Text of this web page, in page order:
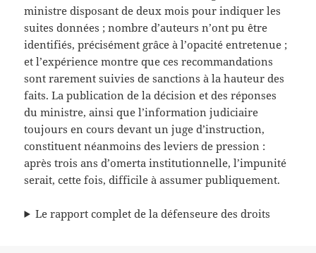
ministre disposant de deux mois pour indiquer les
suites données ; nombre d’auteurs n’ont pu être
identifiés, précisément grâce à l’opacité entretenue ;
et l’expérience montre que ces recommandations
sont rarement suivies de sanctions à la hauteur des
faits. La publication de la décision et des réponses
du ministre, ainsi que l’information judiciaire
toujours en cours devant un juge d’instruction,
constituent néanmoins des leviers de pression :
après trois ans d’omerta institutionnelle, l’impunité
serait, cette fois, difficile à assumer publiquement.
Le rapport complet de la défenseure des droits